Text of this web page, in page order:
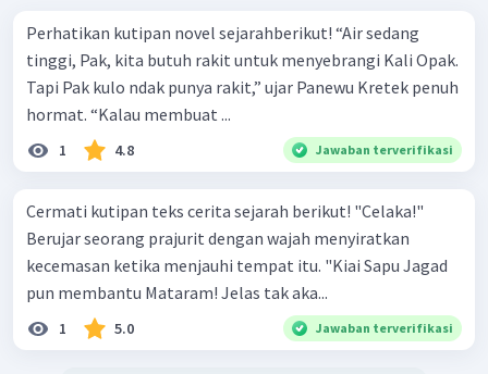
Perhatikan kutipan novel sejarahberikut! “Air sedang
tinggi, Pak, kita butuh rakit untuk menyebrangi Kali Opak.
Tapi Pak kulo ndak punya rakit,” ujar Panewu Kretek penuh
hormat. “Kalau membuat ...
1 4.8 Jawaban terverifikasi
Cermati kutipan teks cerita sejarah berikut! "Celaka!"
Berujar seorang prajurit dengan wajah menyiratkan
kecemasan ketika menjauhi tempat itu. "Kiai Sapu Jagad
pun membantu Mataram! Jelas tak aka...
1 5.0 Jawaban terverifikasi